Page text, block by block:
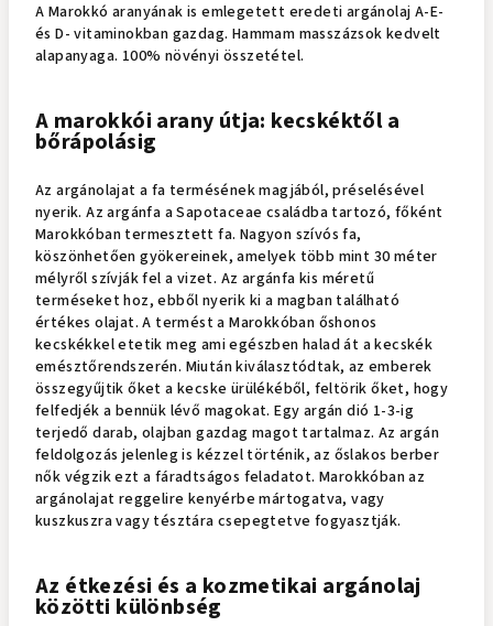
A Marokkó aranyának is emlegetett eredeti argánolaj A-E-
és D- vitaminokban gazdag. Hammam masszázsok kedvelt
alapanyaga. 100% növényi összetétel.
A marokkói arany útja: kecskéktől a
bőrápolásig
Az argánolajat a fa termésének magjából, préselésével
nyerik. Az argánfa a Sapotaceae családba tartozó, főként
Marokkóban termesztett fa. Nagyon szívós fa,
köszönhetően gyökereinek, amelyek több mint 30 méter
mélyről szívják fel a vizet. Az argánfa kis méretű
terméseket hoz, ebből nyerik ki a magban található
értékes olajat. A termést a Marokkóban őshonos
kecskékkel etetik meg ami egészben halad át a kecskék
emésztőrendszerén. Miután kiválasztódtak, az emberek
összegyűjtik őket a kecske ürülékéből, feltörik őket, hogy
felfedjék a bennük lévő magokat. Egy argán dió 1-3-ig
terjedő darab, olajban gazdag magot tartalmaz. Az argán
feldolgozás jelenleg is kézzel történik, az őslakos berber
nők végzik ezt a fáradtságos feladatot. Marokkóban az
argánolajat reggelire kenyérbe mártogatva, vagy
kuszkuszra vagy tésztára csepegtetve fogyasztják.
Az étkezési és a kozmetikai argánolaj
közötti különbség